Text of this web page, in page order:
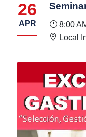
26
APR
8:00
Local